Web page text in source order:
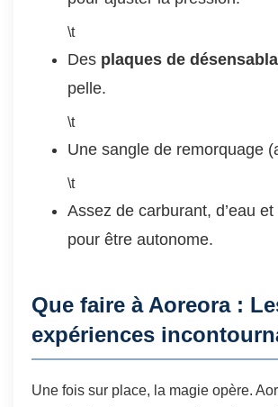
\t
Des plaques de
pelle.
\t
Une sangle de remorquage
\t
Assez de carburant, d’eau
pour être autonome.
Que faire à Aoreora :
expériences
Une fois sur place, la magie opère.